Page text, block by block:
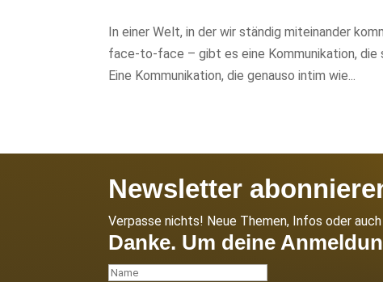
In einer Welt, in der wir ständig miteinander
face-to-face – gibt es eine Kommunikation,
Eine Kommunikation, die genauso intim wie...
Newsletter
Verpasse nichts! Neue Themen, Infos oder
Danke. Um deine